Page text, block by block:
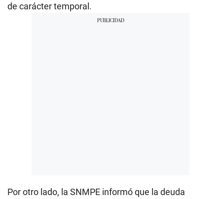
de carácter temporal.
Por otro lado, la SNMPE informó que la deuda